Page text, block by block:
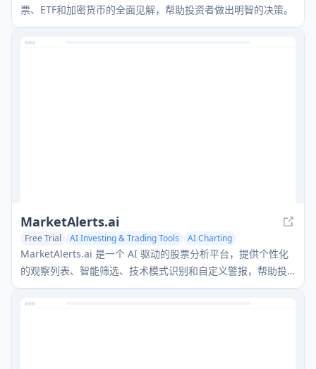
票、ETF和加密货币的全面见解，帮助投资者做出明智的决策。
MarketAlerts.ai
Free Trial AI Investing & Trading Tools
AI Charting
AI Data Mining
MarketAlerts.ai 是一个 AI 驱动的股票分析平台，提供个性化
的观察列表、智能筛选、技术模式识别和自定义警报，帮助投
资者做出明智的交易决策。